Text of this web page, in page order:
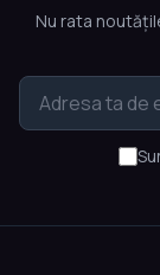
Nu rata